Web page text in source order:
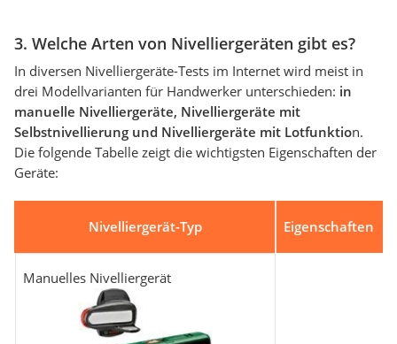
3. Welche Arten von Nivelliergeräten gibt es?
In diversen Nivelliergeräte-Tests im Internet wird meist in
drei Modellvarianten für Handwerker unterschieden: in
manuelle Nivelliergeräte, Nivelliergeräte mit
Selbstnivellierung und Nivelliergeräte mit Lotfunktion.
Die folgende Tabelle zeigt die wichtigsten Eigenschaften der
Geräte:
Nivelliergerät-Typ Eigenschaften
Manuelles Nivelliergerät